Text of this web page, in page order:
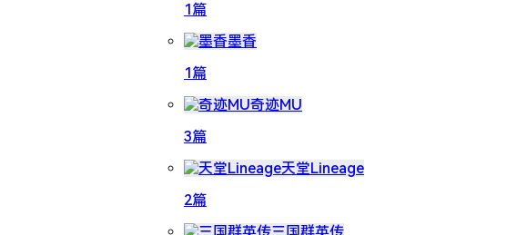
1篇
墨香
1篇
奇迹MU
3篇
天堂Lineage
2篇